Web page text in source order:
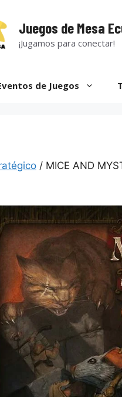
Juegos de Mesa
¡Jugamos para conectar!
de Juegos
/ MICE AND